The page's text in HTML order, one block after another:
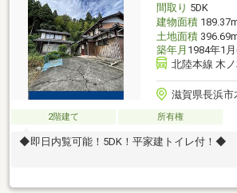
間取り 5DK
建物面積
土地面積
築年月 1984年1
北陸本線 木
滋賀県長浜市
2階建て 所有権
◆即日内覧可能！5DK！平家建トイレ付！◆